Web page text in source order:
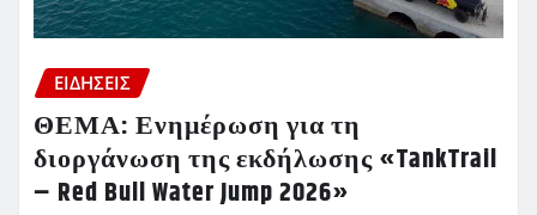
ΕΙΔΗΣΕΙΣ
ΘΕΜΑ: Ενημέρωση για τη
διοργάνωση της εκδήλωσης «TankTrail
– Red Bull Water Jump 2026»